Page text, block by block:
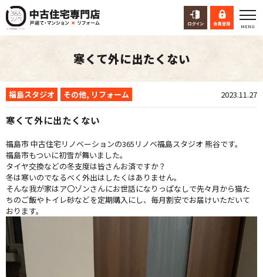
寒くて外に出たくない
福島スタジオ その他, リフォーム 2023.11.27
寒くて外に出たくない
福島市 中古住宅リノベーションの365リノベ福島スタジオ 熊谷です。
福島市もついに初雪が舞いました。
タイヤ交換などの冬支度は皆さんお済ですか？
冬は寒いのでなるべく外出はしたくはありません。
そんな我が家はア〇ゾンさんにお世話になりっぱなしで先々月から猫た
ちのご飯やトイレ砂などを定期購入にし、毎月割安でお届けいただいて
おります。